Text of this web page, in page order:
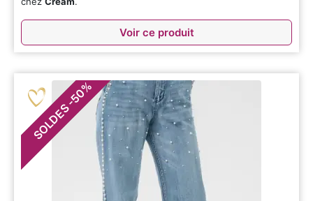
Voir ce produit
SOLDES
-
50
%